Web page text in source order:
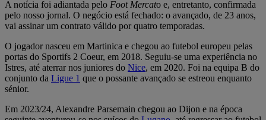
A notícia foi adiantada pelo Foot Mercato e, entretanto, confirmada
pelo nosso jornal. O negócio está fechado: o avançado, de 23 anos,
vai assinar um contrato válido por quatro temporadas.
O jogador nasceu em Martinica e chegou ao futebol europeu pelas
portas do Sportifs 2 Coeur, em 2018. Seguiu-se uma experiência no
Istres, até aterrar nos juniores do Nice, em 2020. Foi na equipa B do
conjunto da Ligue 1 que o possante avançado se estreou enquanto
sénior.
Em 2023/24, Alexandre Parsemain chegou ao Dijon e na época